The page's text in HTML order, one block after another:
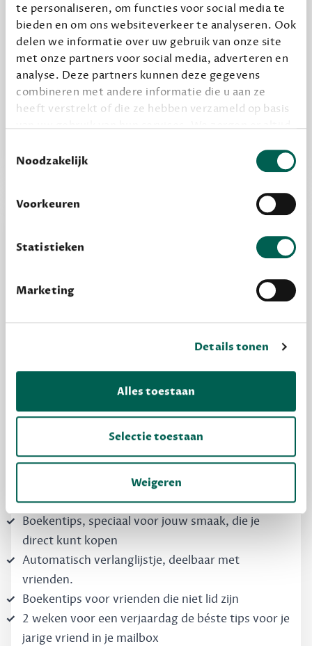
te personaliseren, om functies voor social media te
bieden en om ons websiteverkeer te analyseren. Ook
delen we informatie over uw gebruik van onze site
met onze partners voor social media, adverteren en
analyse. Deze partners kunnen deze gegevens
combineren met andere informatie die u aan ze
heeft verstrekt of die ze hebben verzameld op basis
grondslag gebeurt, en er niet onnodig data van je
wordt verwerkt. Gevoelige persoonsgegevens delen
Noodzakelijk
Voorkeuren
Statistieken
Marketing
Details tonen
Alles toestaan
Selectie toestaan
Weigeren
Alles van Dewey Free
Word een bovengemiddelde lezer met 6 boeken
per jaar
Dewey Free
Krijg boekentips, persoonlijk voor jou en je
vrienden. Krijg én geef betere cadeaus.
Schrijf nu gratis in
Boekentips, speciaal voor jouw smaak, die je
direct kunt kopen
Automatisch verlanglijstje, deelbaar met
vrienden.
Boekentips voor vrienden die niet lid zijn
2 weken voor een verjaardag de béste tips voor je
jarige vriend in je mailbox